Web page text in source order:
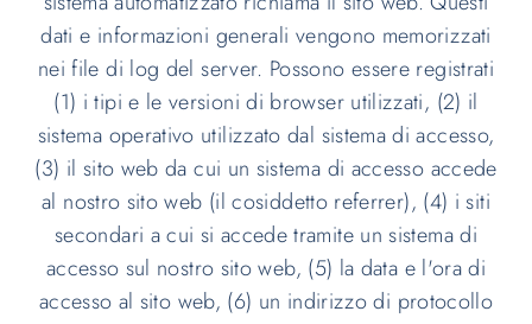
dati e informazioni generali vengono memorizzati
nei file di log del server. Possono essere registrati
(1) i tipi e le versioni di browser utilizzati, (2) il
sistema operativo utilizzato dal sistema di accesso,
(3) il sito web da cui un sistema di accesso accede
al nostro sito web (il cosiddetto referrer), (4) i siti
secondari a cui si accede tramite un sistema di
accesso sul nostro sito web, (5) la data e l'ora di
accesso al sito web, (6) un indirizzo di protocollo